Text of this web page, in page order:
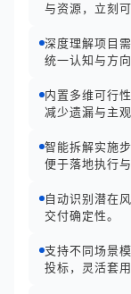
与资源，立刻
深度理解项目
统一认知与方向
内置多维可行
减少遗漏与主观
智能拆解实施
便于落地执行与
自动识别潜在
交付确定性。
支持不同场景
投标，灵活套用